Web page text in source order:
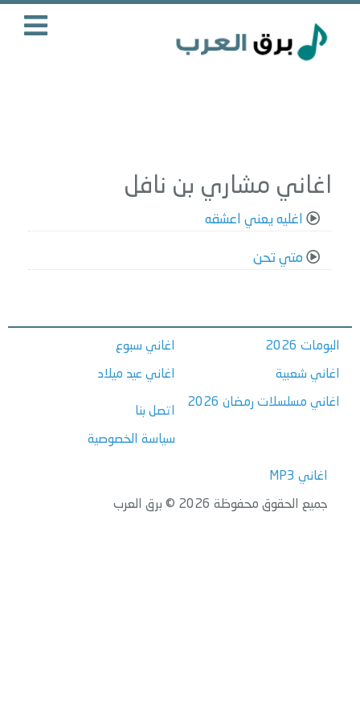
اغاني مشاري بن نافل
اغليه يعني اعشقه
متي تحن
البومات 2026
اغاني شعبية
اغاني مسلسلات رمضان 2026
اغاني سبوع
اغاني عيد ميلاد
اتصل بنا
سياسة الخصوصية
اغاني MP3
جميع الحقوق محفوظة 2026 © برق العرب